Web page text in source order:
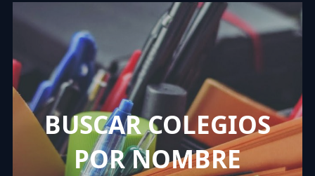
BUSCAR COLEGIOS
POR NOMBRE